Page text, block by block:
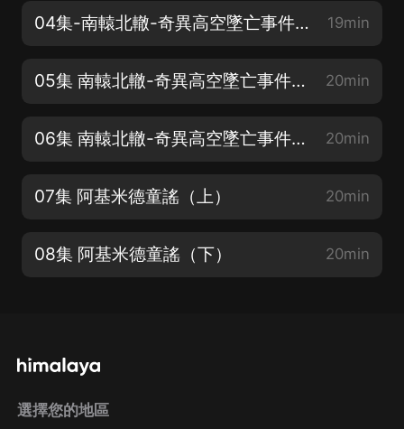
04集-南轅北轍-奇異高空墜亡事件（上） 19min
05集 南轅北轍-奇異高空墜亡事件（中） 20min
06集 南轅北轍-奇異高空墜亡事件（下） 20min
07集 阿基米德童謠（上） 20min
08集 阿基米德童謠（下） 20min
選擇您的地區